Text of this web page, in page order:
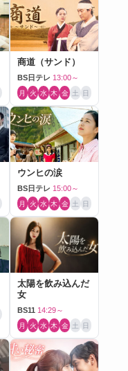
商道（サンド）
BS日テレ 13:00～
月 火 水 木 金 土 日
ウンヒの涙
BS日テレ 15:00～
月 火 水 木 金 土 日
太陽を飲み込んだ
女
BS11 14:29～
月 火 水 木 金 土 日